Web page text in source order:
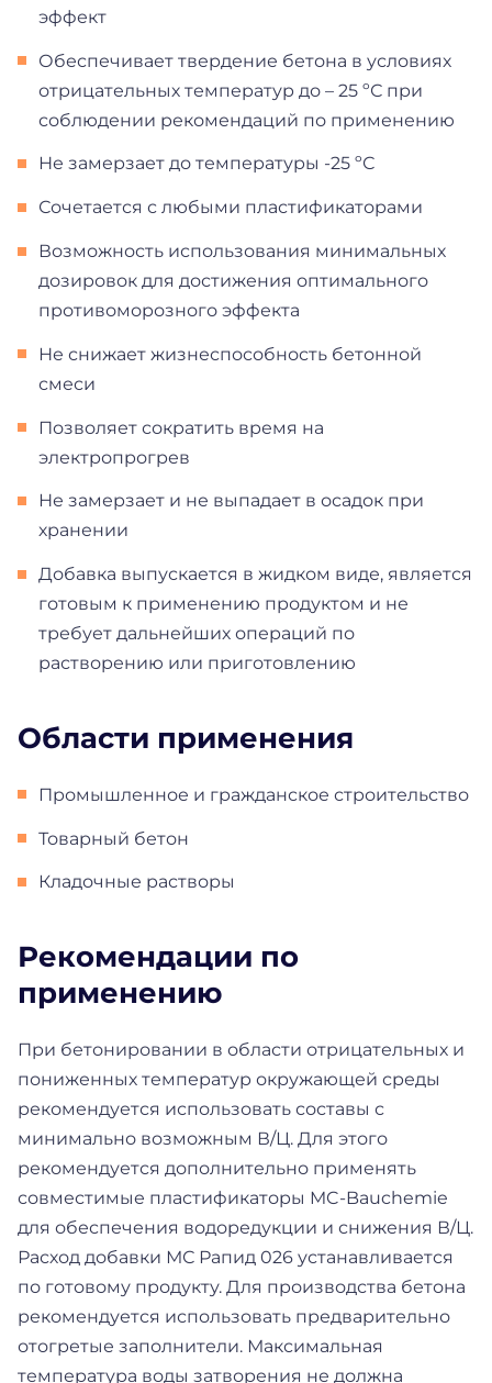
эффект
Обеспечивает твердение бетона в условиях
отрицательных температур до – 25 ºС при
соблюдении рекомендаций по применению
Не замерзает до температуры -25 ºС
Сочетается с любыми пластификаторами
Возможность использования минимальных
дозировок для достижения оптимального
противоморозного эффекта
Не снижает жизнеспособность бетонной
смеси
Позволяет сократить время на
электропрогрев
Не замерзает и не выпадает в осадок при
хранении
Добавка выпускается в жидком виде, является
готовым к применению продуктом и не
требует дальнейших операций по
растворению или приготовлению
Области применения
Промышленное и гражданское строительство
Товарный бетон
Кладочные растворы
Рекомендации по
применению
При бетонировании в области отрицательных и
пониженных температур окружающей среды
рекомендуется использовать составы с
минимально возможным В/Ц. Для этого
рекомендуется дополнительно применять
совместимые пластификаторы MC-Bauchemie
для обеспечения водоредукции и снижения В/Ц.
Расход добавки МС Рапид 026 устанавливается
по готовому продукту. Для производства бетона
рекомендуется использовать предварительно
отогретые заполнители. Максимальная
температура воды затворения не должна